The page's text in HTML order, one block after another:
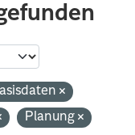
Planung